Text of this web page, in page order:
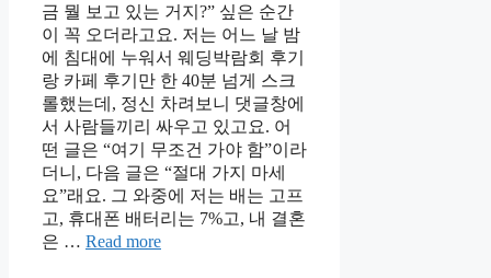
금 뭘 보고 있는 거지?” 싶은 순간
이 꼭 오더라고요. 저는 어느 날 밤
에 침대에 누워서 웨딩박람회 후기
랑 카페 후기만 한 40분 넘게 스크
롤했는데, 정신 차려보니 댓글창에
서 사람들끼리 싸우고 있고요. 어
떤 글은 “여기 무조건 가야 함”이라
더니, 다음 글은 “절대 가지 마세
요”래요. 그 와중에 저는 배는 고프
고, 휴대폰 배터리는 7%고, 내 결혼
은 … Read more